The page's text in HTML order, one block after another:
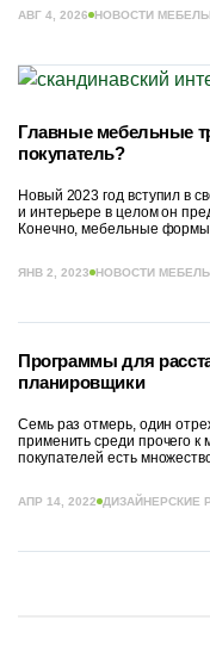
АВГ 4, 2026 НОВОСТИ
Главные мебельные
покупатель?
Новый 2023 год вступил в
и интерьере в целом он
Конечно, мебельные формы
ЯНВ 2, 2023 НОВОСТИ
Программы для
планировщики
Семь раз отмерь, один
применить среди прочего
покупателей есть
АПР 14, 2022 ДИЗАЙНЕРСКИЕ